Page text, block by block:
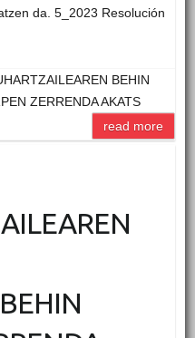
da. 5_2023 Resolución
BEHIN
ZERRENDA AKATS
read more